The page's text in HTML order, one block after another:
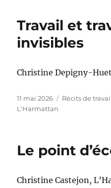
Travail et
invisibles
Christine Depigny-
Publié
le
11 mai 2026 Catégories
Récits de
L'Harmattan
Le point
Christine Castejon,